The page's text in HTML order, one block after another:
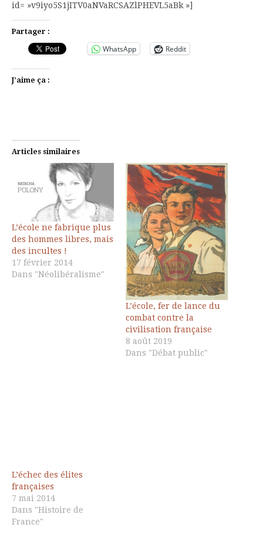
id= »v9iyo5S1jITV0aNVaRCSAZlPHEVL5aBk »]
Partager :
WhatsApp Reddit
J’aime ça :
Articles similaires
L’école ne fabrique plus
des hommes libres, mais
des incultes !
17 février 2014
Dans "Néolibéralisme"
L’école, fer de lance du
combat contre la
civilisation française
8 août 2019
Dans "Débat public"
L’échec des élites
françaises
7 mai 2014
Dans "Histoire de
France"